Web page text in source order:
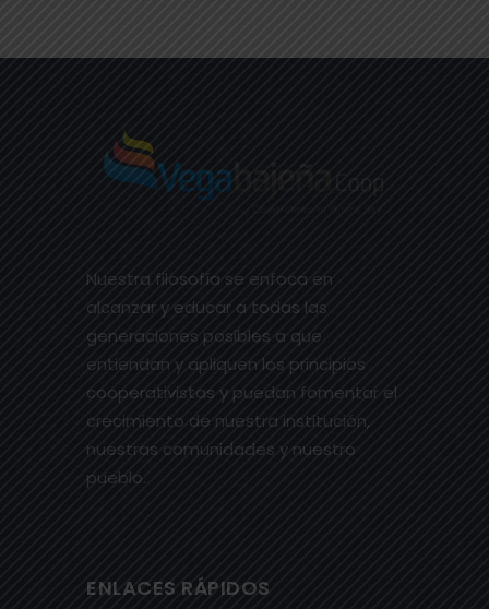
Nuestra filosofía se enfoca en
alcanzar y educar a todas las
generaciones posibles a que
entiendan y apliquen los principios
cooperativistas y puedan fomentar el
crecimiento de nuestra institución,
nuestras comunidades y nuestro
pueblo.
ENLACES RÁPIDOS